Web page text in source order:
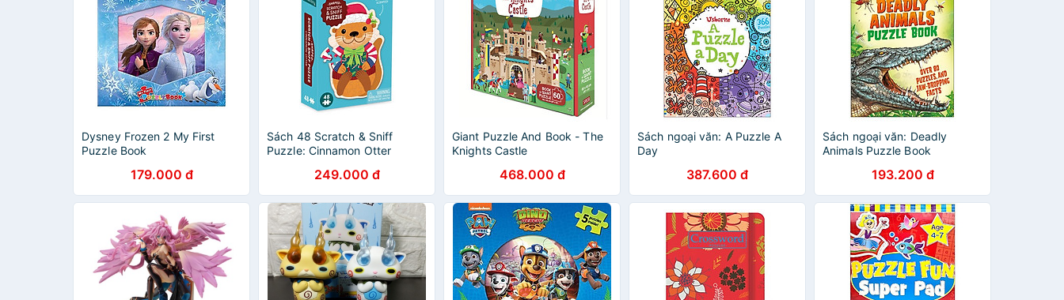
Dysney Frozen 2 My First
Puzzle Book
179.000 đ
Sách 48 Scratch & Sniff
Puzzle: Cinnamon Otter
249.000 đ
Giant Puzzle And Book - The
Knights Castle
468.000 đ
Sách ngoại văn: A Puzzle A
Day
387.600 đ
Sách ngoại văn: Deadly
Animals Puzzle Book
193.200 đ